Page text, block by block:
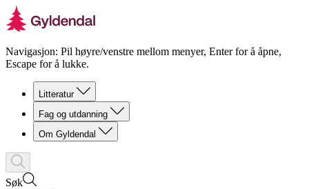
Navigasjon: Pil høyre/venstre mellom menyer, Enter for å åpne,
Escape for å lukke.
Litteratur
Fag og utdanning
Om Gyldendal
Søk